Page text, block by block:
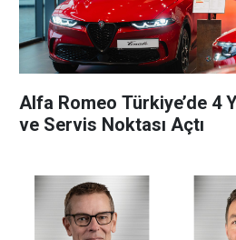
Alfa Romeo Türkiye’de 4
ve Servis Noktası Açtı